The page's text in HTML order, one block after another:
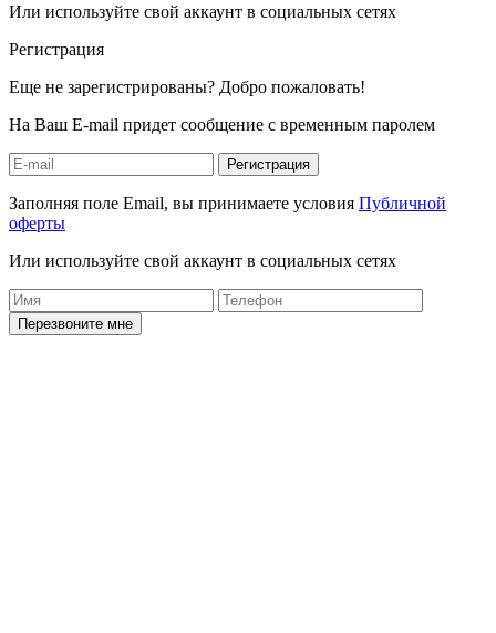
Или используйте свой аккаунт в социальных сетях
Регистрация
Еще не зарегистрированы? Добро пожаловать!
На Ваш E-mail придет сообщение с временным паролем
Регистрация
Заполняя поле Email, вы принимаете условия Публичной
оферты
Или используйте свой аккаунт в социальных сетях